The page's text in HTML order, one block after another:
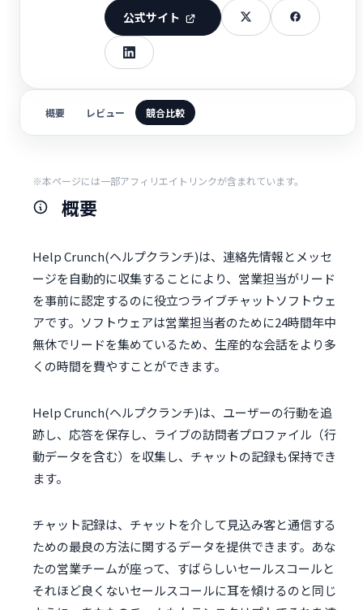
公式サイト
概要 レビュー 競合比較
※本ページには一部アフィリエイトリンクが含まれています。
概要
Help Crunch(ヘルプクランチ)は、連絡先情報とメッセ
ージを自動的に収集することにより、営業担当がリード
を事前に認定するのに役立つライブチャットソフトウェ
アです。ソフトウェアは営業担当者のために24時間年中
無休でリードを集めているため、生産的な会話をより多
くの時間を費やすことができます。
Help Crunch(ヘルプクランチ)は、ユーザーの行動を追
跡し、応答を保存し、ライブの訪問者プロファイル（行
動データを含む）を収集し、チャットの記録も保持でき
ます。
チャット記録は、チャットを介して見込み客と通信する
ための最良の方法に関するデータを提供できます。あな
たの営業チームが座って、すばらしいセールスコールと
それほど良くないセールスコールに耳を傾けるのと同じ